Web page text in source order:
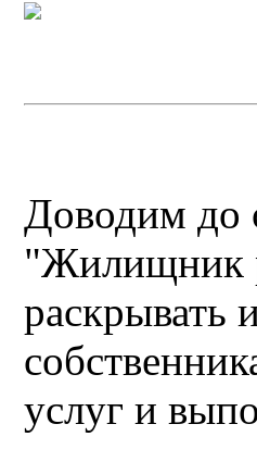
Доводим до
"Жилищник
раскрывать
услуг и